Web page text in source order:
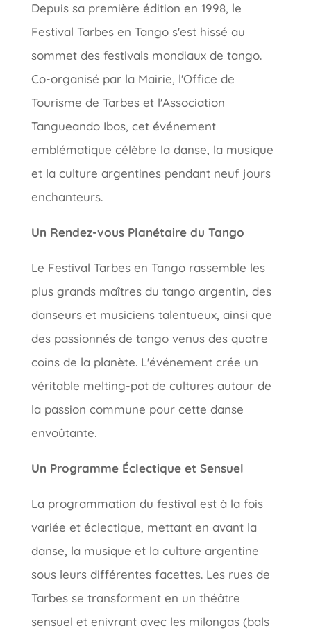
Depuis sa première édition en 1998, le
Festival Tarbes en Tango s'est hissé au
sommet des festivals mondiaux de tango.
Co-organisé par la Mairie, l'Office de
Tourisme de Tarbes et l'Association
Tangueando Ibos, cet événement
emblématique célèbre la danse, la musique
et la culture argentines pendant neuf jours
enchanteurs.
Un Rendez-vous Planétaire du Tango
Le Festival Tarbes en Tango rassemble les
plus grands maîtres du tango argentin, des
danseurs et musiciens talentueux, ainsi que
des passionnés de tango venus des quatre
coins de la planète. L'événement crée un
véritable melting-pot de cultures autour de
la passion commune pour cette danse
envoûtante.
Un Programme Éclectique et Sensuel
La programmation du festival est à la fois
variée et éclectique, mettant en avant la
danse, la musique et la culture argentine
sous leurs différentes facettes. Les rues de
Tarbes se transforment en un théâtre
sensuel et enivrant avec les milongas (bals